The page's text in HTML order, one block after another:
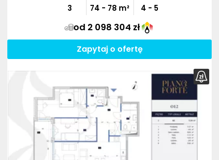
3
74 - 78 m²
4 - 5
od 2 098 304 zł
Zapytaj o ofertę